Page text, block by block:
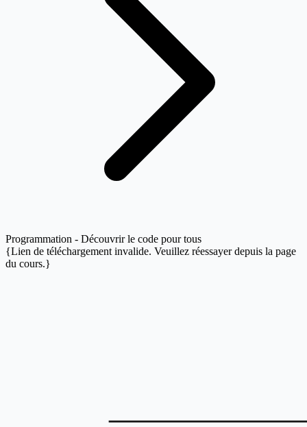
Programmation - Découvrir le code pour tous
{Lien de téléchargement invalide. Veuillez réessayer depuis la page
du cours.}